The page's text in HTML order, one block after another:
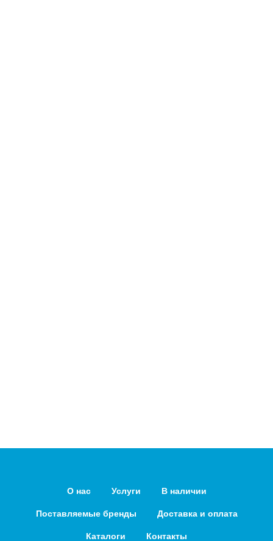
О нас Услуги В наличии
Поставляемые бренды Доставка и оплата
Каталоги Контакты